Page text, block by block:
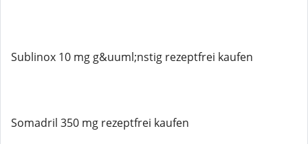
Sublinox 10 mg g&uuml;nstig rezeptfrei kaufen
Somadril 350 mg rezeptfrei kaufen